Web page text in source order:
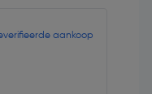
aankoop